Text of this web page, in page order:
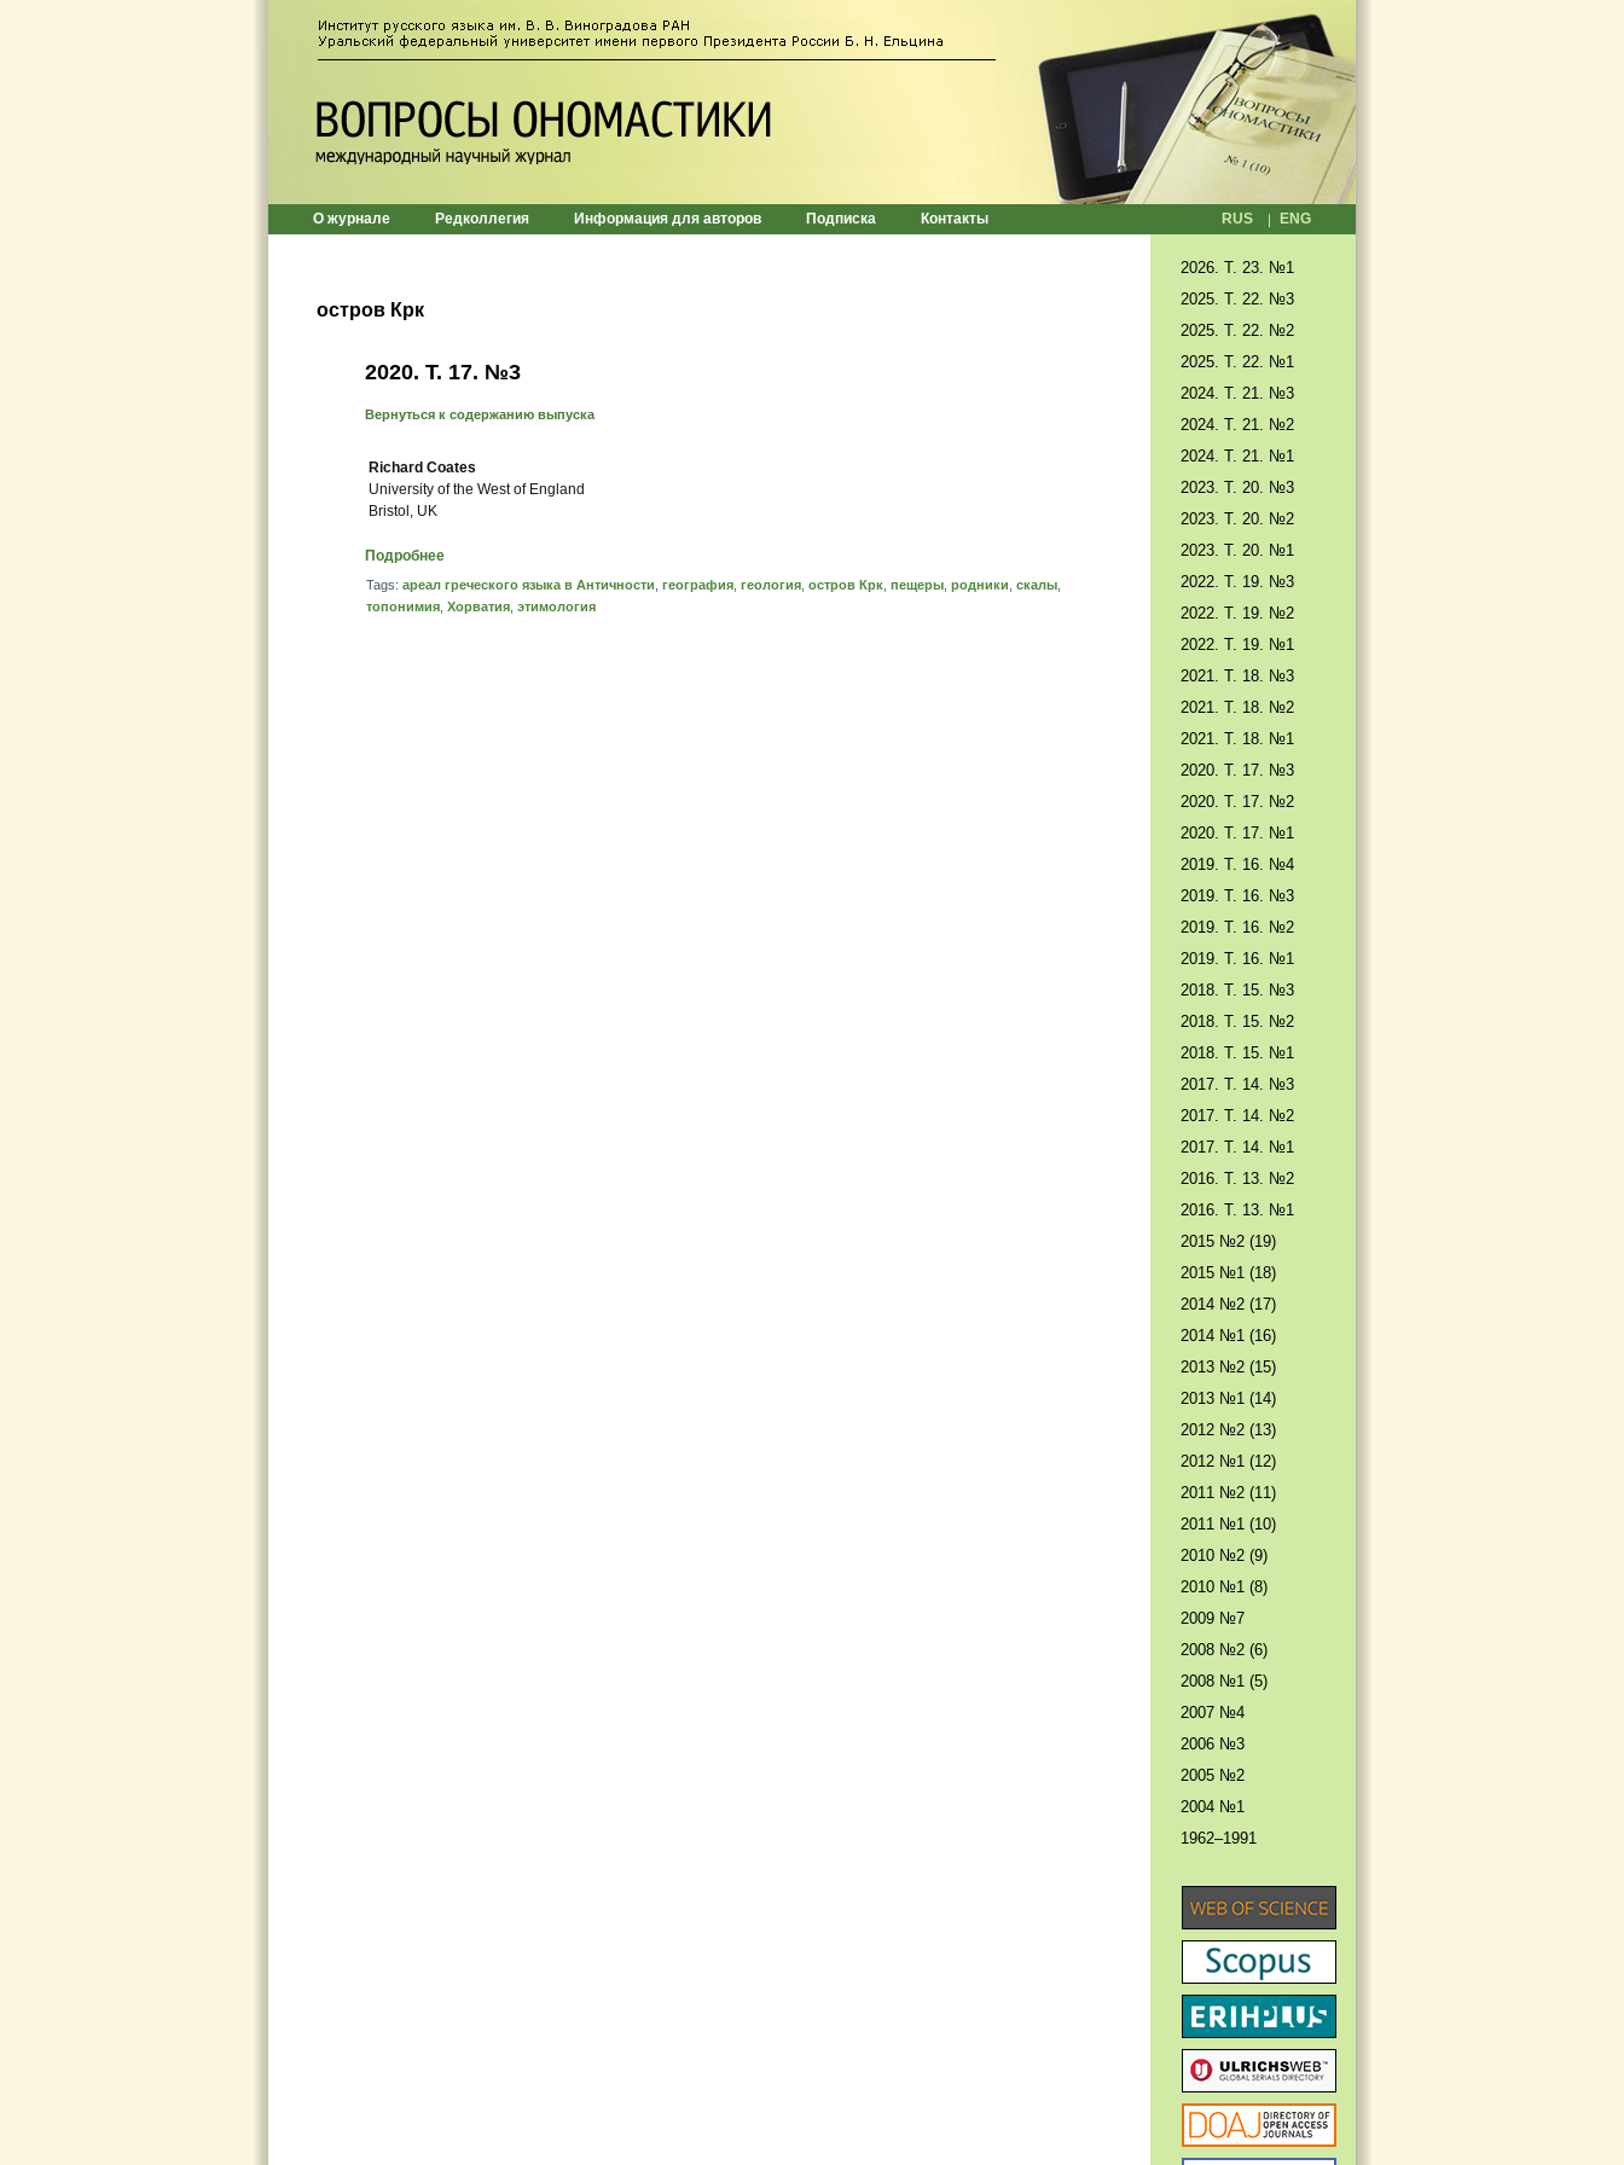
О журнале Редколлегия Информация для авторов Подписка Контакты RUS ENG
остров Крк
2020. Т. 17. №3
Вернуться к содержанию выпуска
Richard Coates
University of the West of England
Bristol, UK
Подробнее
Tags: ареал греческого языка в Античности география геология остров Крк пещеры родники скалы
топонимия Хорватия этимология
2026. T. 23. №1
2025. T. 22. №3
2025. Т. 22. №2
2025. Т. 22. №1
2024. Т. 21. №3
2024. Т. 21. №2
2024. Т. 21. №1
2023. Т. 20. №3
2023. Т. 20. №2
2023. Т. 20. №1
2022. Т. 19. №3
2022. Т. 19. №2
2022. Т. 19. №1
2021. Т. 18. №3
2021. Т. 18. №2
2021. Т. 18. №1
2020. Т. 17. №3
2020. Т. 17. №2
2020. Т. 17. №1
2019. Т. 16. №4
2019. Т. 16. №3
2019. Т. 16. №2
2019. Т. 16. №1
2018. Т. 15. №3
2018. Т. 15. №2
2018. Т. 15. №1
2017. T. 14. №3
2017. T. 14. №2
2017. T. 14. №1
2016. T. 13. №2
2016. T. 13. №1
2015 №2 (19)
2015 №1 (18)
2014 №2 (17)
2014 №1 (16)
2013 №2 (15)
2013 №1 (14)
2012 №2 (13)
2012 №1 (12)
2011 №2 (11)
2011 №1 (10)
2010 №2 (9)
2010 №1 (8)
2009 №7
2008 №2 (6)
2008 №1 (5)
2007 №4
2006 №3
2005 №2
2004 №1
1962–1991